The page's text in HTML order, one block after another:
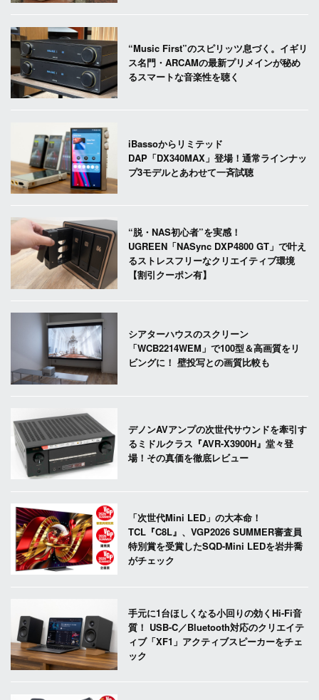
“Music First”のスピリッツ息づく。イギリ
ス名門・ARCAMの最新プリメインが秘め
るスマートな音楽性を聴く
iBassoからリミテッド
DAP「DX340MAX」登場！通常ラインナッ
プ3モデルとあわせて一斉試聴
“脱・NAS初心者”を実感！
UGREEN「NASync DXP4800 GT」で叶え
るストレスフリーなクリエイティブ環境
【割引クーポン有】
シアターハウスのスクリーン
「WCB2214WEM」で100型＆高画質をリ
ビングに！ 壁投写との画質比較も
デノンAVアンプの次世代サウンドを牽引す
るミドルクラス『AVR-X3900H』堂々登
場！その真価を徹底レビュー
「次世代Mini LED」の大本命！
TCL『C8L』、VGP2026 SUMMER審査員
特別賞を受賞したSQD-Mini LEDを岩井喬
がチェック
手元に1台ほしくなる小回りの効くHi-Fi音
質！ USB-C／Bluetooth対応のクリエイテ
ィブ「XF1」アクティブスピーカーをチェ
ック